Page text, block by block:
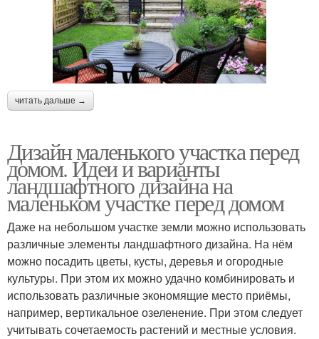
читать дальше →
Дизайн маленького участка перед
домом. Идеи и варианты
ландшафтного дизайна на
маленьком участке перед домом
Даже на небольшом участке земли можно использовать
различные элементы ландшафтного дизайна. На нём
можно посадить цветы, кусты, деревья и огородные
культуры. При этом их можно удачно комбинировать и
использовать различные экономящие место приёмы,
например, вертикальное озеленение. При этом следует
учитывать сочетаемость растений и местные условия.